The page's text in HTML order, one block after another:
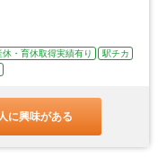
休・育休取得実績有り
駅チカ
に興味がある